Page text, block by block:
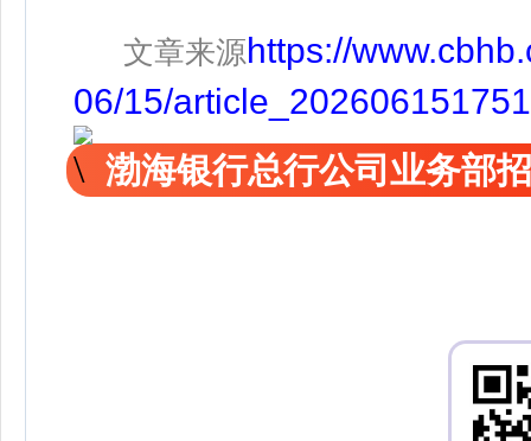
文章来源https://
06/15/
渤海银行总行公司业务部